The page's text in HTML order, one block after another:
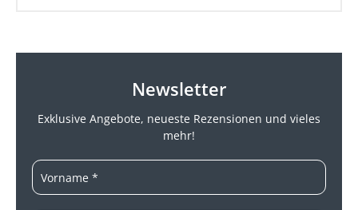
Newsletter
Exklusive Angebote, neueste Rezensionen und vieles
mehr!